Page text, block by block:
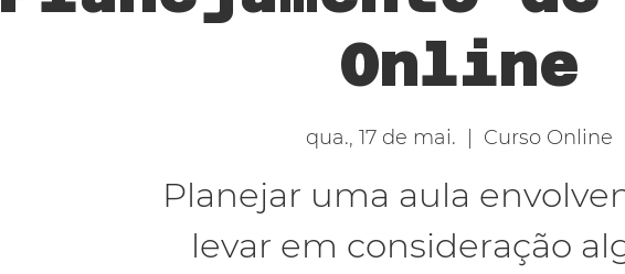
Online
qua., 17 de mai. Curso Online
Planejar uma aula
levar em consideração